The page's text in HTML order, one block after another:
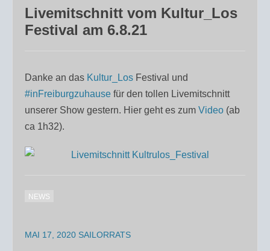
Livemitschnitt vom Kultur_Los
Festival am 6.8.21
Danke an das Kultur_Los Festival und
#inFreiburgzuhause für den tollen Livemitschnitt
unserer Show gestern. Hier geht es zum Video (ab
ca 1h32).
NEWS
MAI 17, 2020 SAILORRATS